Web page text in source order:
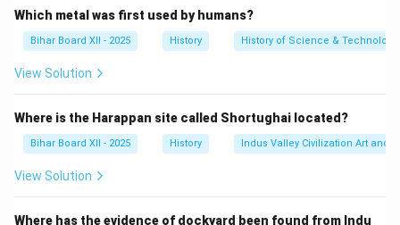
'किताब-उल-हिन्द' (भारत की पुस्तक) की दो प्रमुख विशेषताएँ
निम्नलिखित हैं:
एक विश्वकोश की तरह है। अल-बरूनी ने इसमें केवल राजनीतिक
विज्ञान, रीति-रिवाज, सामाजिक संरचना और कानून जैसे विविध
विषयों पर विस्तृत जानकारी दी है।
व्यवस्थित और तुलनात्मक दृष्टिकोण:
Which metal was first used by humans?
Bihar Board XII - 2025 History History of Science &
View Solution
Where is the Harappan site called Shortughai located?
Bihar Board XII - 2025 History Indus Valley Civilization Art and
View Solution
Where has the evidence of dockyard been found from Indu